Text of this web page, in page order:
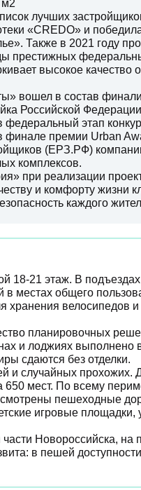
м2
лучших
«CREDO» и
Также в 2021 году
престижных
высокое качество
вошел в состав
Российской
этап
премии Urban
(ЕРЗ.РФ)
комплексов.
при реализации
и комфорту жизни
каждого
18-21 этаж. В
в местах общего
велосипедов
планировочных
и лоджиях выполнено
сдаются без отделки.
и случайных прохожих.
650 мест. По всему
пешеходные
игровые
Новороссийска, на
в пешей